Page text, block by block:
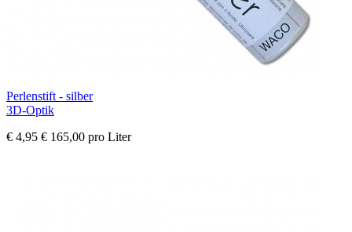
Perlenstift - silber
3D-Optik
€ 4,95 € 165,00 pro Liter